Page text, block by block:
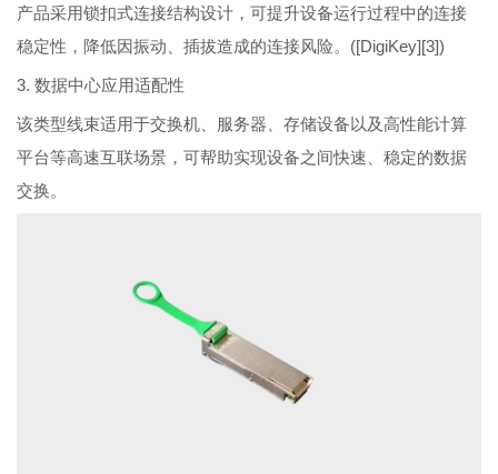
产品采用锁扣式连接结构设计，可提升设备运行过程中的连接
稳定性，降低因振动、插拔造成的连接风险。([DigiKey][3])
3. 数据中心应用适配性
该类型线束适用于交换机、服务器、存储设备以及高性能计算
平台等高速互联场景，可帮助实现设备之间快速、稳定的数据
交换。